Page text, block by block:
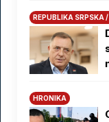
REPUBLIKA SRPSKA /
HRONIKA